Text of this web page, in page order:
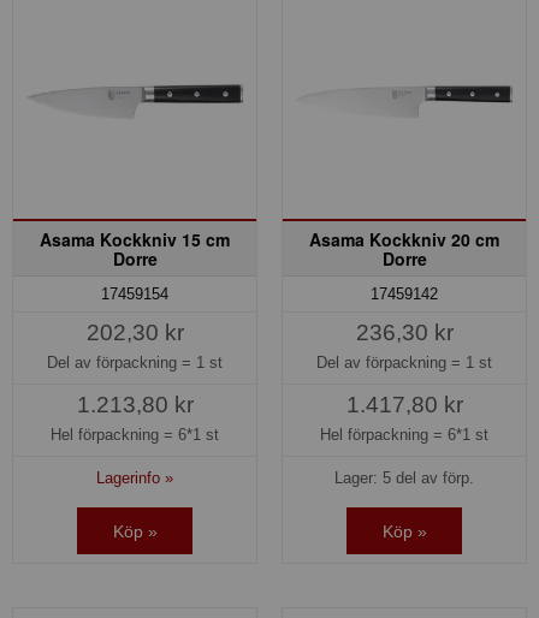
Asama Kockkniv 15 cm
Dorre
17459154
202,30 kr
Del av förpackning = 1 st
1.213,80 kr
Hel förpackning = 6*1 st
Lagerinfo »
Köp »
Asama Kockkniv 20 cm
Dorre
17459142
236,30 kr
Del av förpackning = 1 st
1.417,80 kr
Hel förpackning = 6*1 st
Lager: 5 del av förp.
Köp »